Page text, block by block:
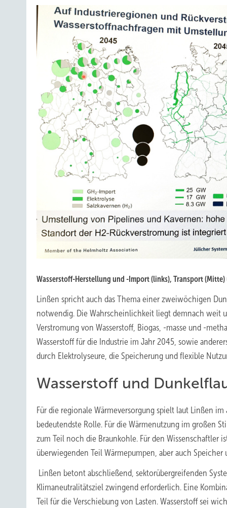
Wasserstoff-Herstellung und -Import (links), Transport
Linßen spricht auch das Thema einer zweiwöchigen
notwendig. Die Wahrscheinlichkeit liegt demnach
Verstromung von Wasserstoff, Biogas, -masse und -
Wasserstoff für die Industrie im Jahr 2045, sowie
durch Elektrolyseure, die Speicherung und flexible
Wasserstoff und
Für die regionale Wärmeversorgung spielt laut Linßen
bedeutendste Rolle. Für die Wärmenutzung im großen
zum Teil noch die Braunkohle. Für den Wissenschaftler
überwiegenden Teil Wärmepumpen, aber auch
Linßen betont abschließend, sektorübergreifenden
Klimaneutralitätsziel zwingend erforderlich. Eine
Teil für die Verschiebung von Lasten. Wasserstoff sei